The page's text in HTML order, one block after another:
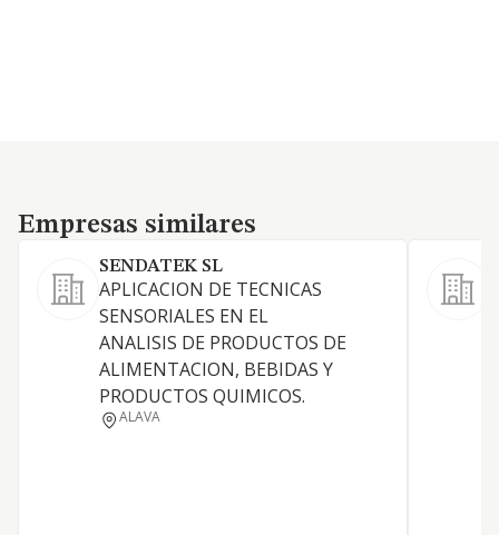
Empresas similares
Empresas similares
SENDATEK SL
APLICACION DE TECNICAS
SENSORIALES EN EL
ANALISIS DE PRODUCTOS DE
ALIMENTACION, BEBIDAS Y
PRODUCTOS QUIMICOS.
ALAVA